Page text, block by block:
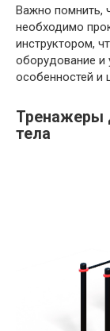
Важно помнить,
необходимо
инструктором,
оборудование и
особенностей и
Тренажеры
тела